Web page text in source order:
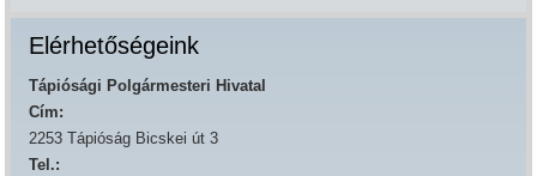
Elérhetőségeink
Tápiósági Polgármesteri Hivatal
Cím:
2253 Tápióság Bicskei út 3
Tel.: